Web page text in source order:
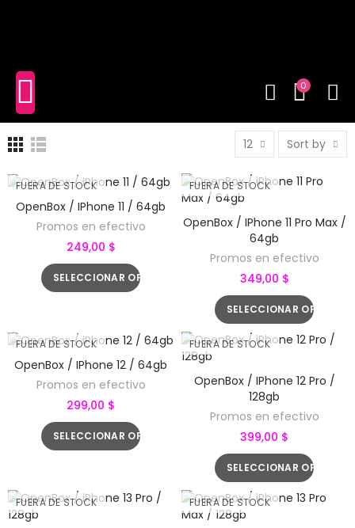
0
12 Sort by
FUERA DE STOCK
OpenBox / IPhone 11 / 64gb
Promos en efectivo
249,00 $
SELECCIONAR OPCIONES
FUERA DE STOCK
OpenBox / IPhone 11 Pro Max /
64gb
Promos en efectivo
349,00 $
SELECCIONAR OPCIONES
FUERA DE STOCK
OpenBox / IPhone 12 / 64gb
Promos en efectivo
299,00 $
SELECCIONAR OPCIONES
FUERA DE STOCK
OpenBox / IPhone 12 Pro /
128gb
Promos en efectivo
399,00 $
SELECCIONAR OPCIONES
FUERA DE STOCK FUERA DE STOCK